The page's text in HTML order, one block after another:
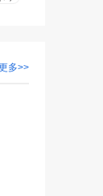
多>>